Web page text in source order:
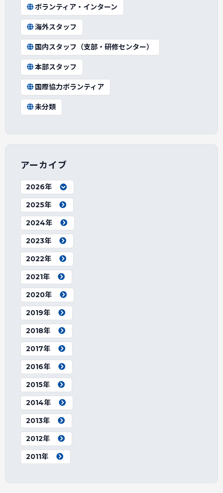
ボランティア・インターン
海外スタッフ
国内スタッフ（支部・研修センター）
本部スタッフ
国際協力ボランティア
未分類
アーカイブ
2026年
2025年
2024年
2023年
2022年
2021年
2020年
2019年
2018年
2017年
2016年
2015年
2014年
2013年
2012年
2011年